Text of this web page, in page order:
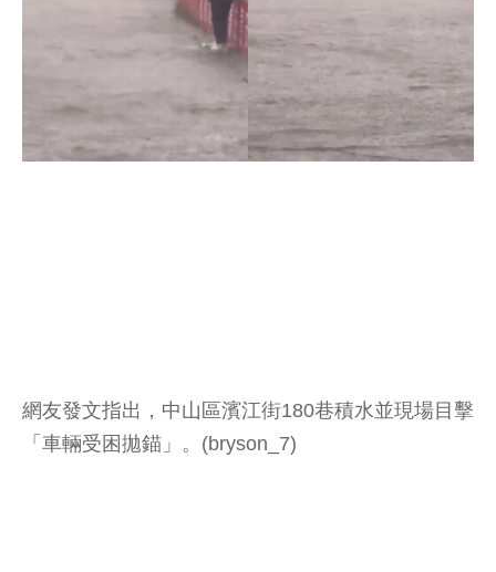
網友發文指出，中山區濱江街180巷積水並現場目擊
「車輛受困拋錨」。(bryson_7)